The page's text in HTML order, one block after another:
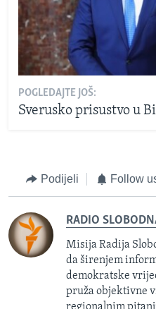
POGLEDAJTE JOŠ:
Sverusko prisustvo u
Podijeli Follow
RADIO
Misija Radija
da širenjem
demokratske
pruža objektivne